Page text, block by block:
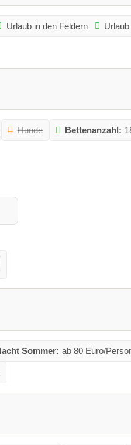
Urlaub in den Feldern
Hunde Bettenanzahl:
Sommer: ab 80 Euro/